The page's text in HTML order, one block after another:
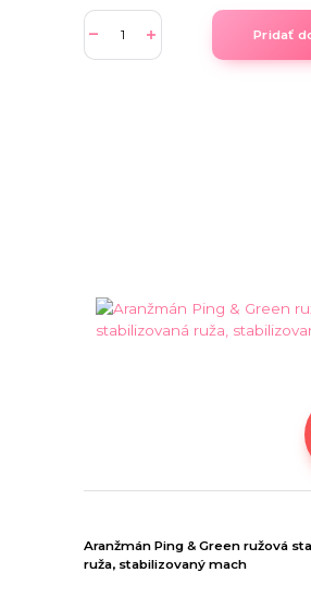
Pridať
Aranžmán Ping & Green ružová
ruža, stabilizovaný mach